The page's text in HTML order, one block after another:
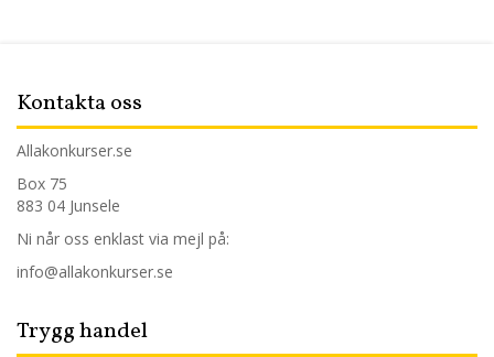
Kontakta oss
Allakonkurser.se
Box 75
883 04 Junsele
Ni når oss enklast via mejl på:
info@allakonkurser.se
Trygg handel